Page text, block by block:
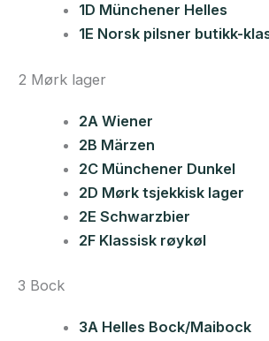
1D Münchener Helles
1E Norsk pilsner butikk-
2 Mørk lager
2A Wiener
2B Märzen
2C Münchener Dunkel
2D Mørk tsjekkisk lager
2E Schwarzbier
2F Klassisk røykøl
3 Bock
3A Helles Bock/Maibock